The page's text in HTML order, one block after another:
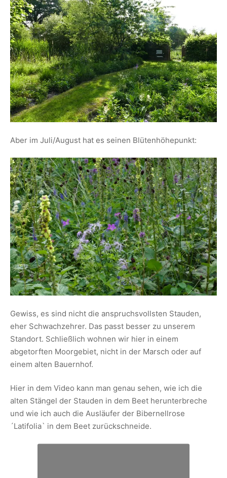
Aber im Juli/August hat es seinen Blütenhöhepunkt:
Gewiss, es sind nicht die anspruchsvollsten Stauden,
eher Schwachzehrer. Das passt besser zu unserem
Standort. Schließlich wohnen wir hier in einem
abgetorften Moorgebiet, nicht in der Marsch oder auf
einem alten Bauernhof.
Hier in dem Video kann man genau sehen, wie ich die
alten Stängel der Stauden in dem Beet herunterbreche
und wie ich auch die Ausläufer der Bibernellrose
´Latifolia` in dem Beet zurückschneide.